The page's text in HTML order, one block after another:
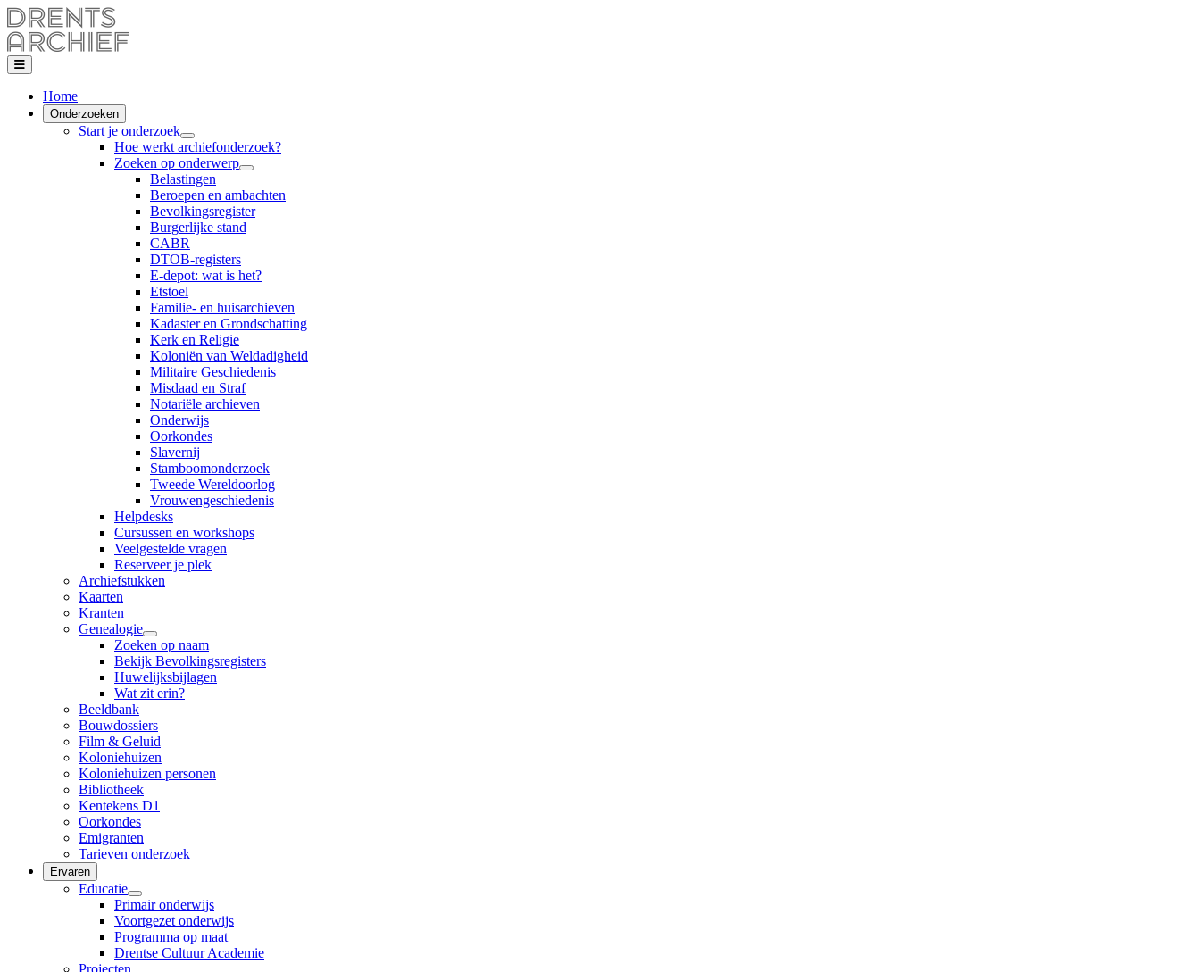
Home
Onderzoeken
Start je onderzoek
Hoe werkt archiefonderzoek?
Zoeken op onderwerp
Belastingen
Beroepen en ambachten
Bevolkingsregister
Burgerlijke stand
CABR
DTOB-registers
E-depot: wat is het?
Etstoel
Familie- en huisarchieven
Kadaster en Grondschatting
Kerk en Religie
Koloniën van Weldadigheid
Militaire Geschiedenis
Misdaad en Straf
Notariële archieven
Onderwijs
Oorkondes
Slavernij
Stamboomonderzoek
Tweede Wereldoorlog
Vrouwengeschiedenis
Helpdesks
Cursussen en workshops
Veelgestelde vragen
Reserveer je plek
Archiefstukken
Kaarten
Kranten
Genealogie
Zoeken op naam
Bekijk Bevolkingsregisters
Huwelijksbijlagen
Wat zit erin?
Beeldbank
Bouwdossiers
Film & Geluid
Koloniehuizen
Koloniehuizen personen
Bibliotheek
Kentekens D1
Oorkondes
Emigranten
Tarieven onderzoek
Ervaren
Educatie
Primair onderwijs
Voortgezet onderwijs
Programma op maat
Drentse Cultuur Academie
Projecten